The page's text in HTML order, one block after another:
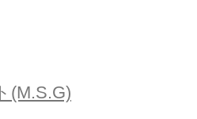
(M.S.G)